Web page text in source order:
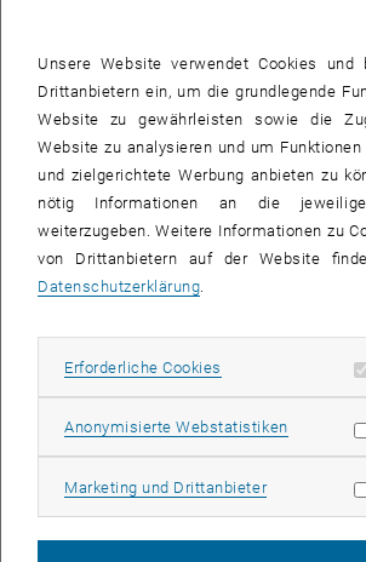
Einbettung und Finanzierung
Das Projekt ist Teil des CELTIC-NEXT-Projekts
). Die Finanzierung erfolgt durch den
(e!MISSION)".
Unsere Website verwendet Cookies und
Drittanbietern ein, um die grundlegende
Website zu gewährleisten sowie die
Website zu analysieren und um
und zielgerichtete Werbung anbieten zu
nötig Informationen an die
weiterzugeben. Weitere Informationen zu
von Drittanbietern auf der Website
Datenschutzerklärung.
Erforderliche Cookies Erforderliche
Anonymisierte WebstatistikenStatistik
Marketing und DrittanbieterMarketing